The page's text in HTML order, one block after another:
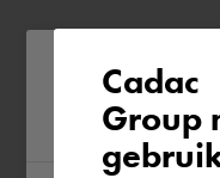
Please
region
Cadac
Group